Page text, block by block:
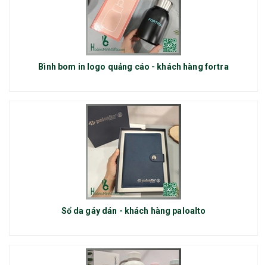
Bình bom in logo quảng cáo - khách hàng fortra
Sổ da gáy dán - khách hàng paloalto